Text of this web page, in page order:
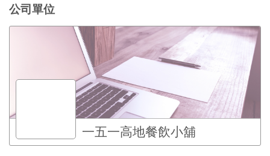
公司單位
一五一高地餐飲小舖